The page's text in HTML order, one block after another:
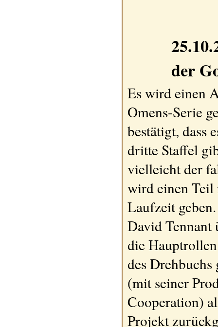
der
Es wird einen
Omens-Serie
bestätigt, dass
dritte Staffel
vielleicht der
wird einen
Laufzeit
David Tennant
die
des Drehbuchs
(mit seiner
Cooperation)
Projekt